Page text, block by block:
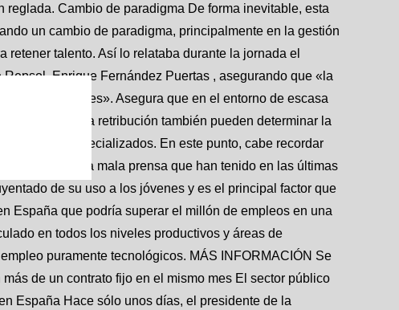
Cambio de paradigma De forma inevitable, esta
un cambio de paradigma, principalmente en la gestión
talento. Así lo relataba durante la jornada el
Enrique Fernández Puertas , asegurando que «la
como clientes». Asegura que en el entorno de escasa
margen de la retribución también pueden determinar la
más especializados. En este punto, cabe recordar
de fondo. La mala prensa que han tenido en las últimas
de su uso a los jóvenes y es el principal factor que
España que podría superar el millón de empleos en una
en todos los niveles productivos y áreas de
puramente tecnológicos. MÁS INFORMACIÓN Se
de un contrato fijo en el mismo mes El sector público
España Hace sólo unos días, el presidente de la